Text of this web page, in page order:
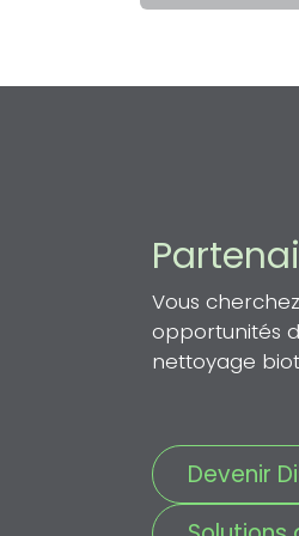
Vous
opportunités
nettoyage
Devenir